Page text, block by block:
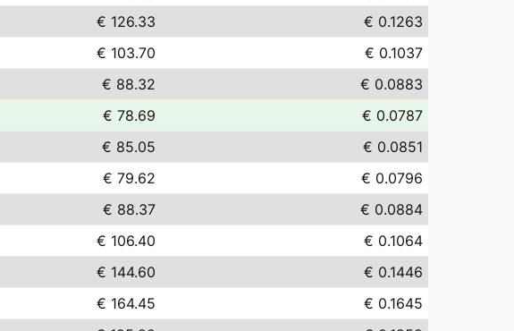
€ 126.33
€ 0.1263
€ 103.70
€ 0.1037
€ 88.32
€ 0.0883
€ 78.69
€ 0.0787
€ 85.05
€ 0.0851
€ 79.62
€ 0.0796
€ 88.37
€ 0.0884
€ 106.40
€ 0.1064
€ 144.60
€ 0.1446
€ 164.45
€ 0.1645